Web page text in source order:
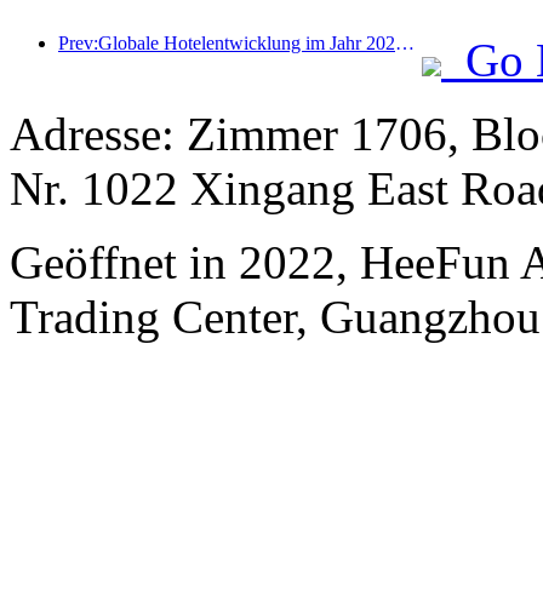
Prev:Globale Hotelentwicklung im Jahr 2026: Shanghai belegt Platz eins bei der Anzahl neuer Zimmer
Go
Adresse: Zimmer 1706,
Nr. 1022 Xingang East
Geöffnet in 2022, HeeFun
Trading Center,